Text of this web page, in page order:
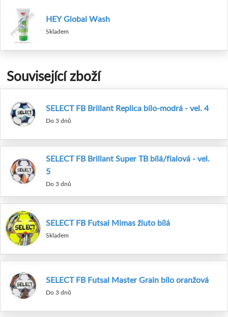
HEY Global Wash
Skladem
Související zboží
SELECT FB Brillant Replica bílo-modrá - vel. 4
Do 3 dnů
SELECT FB Brillant Super TB bílá/fialová - vel.
5
Do 3 dnů
SELECT FB Futsal Mimas žluto bílá
Skladem
SELECT FB Futsal Master Grain bílo oranžová
Do 3 dnů